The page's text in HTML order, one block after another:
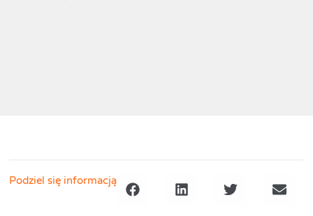
Podziel się informacją